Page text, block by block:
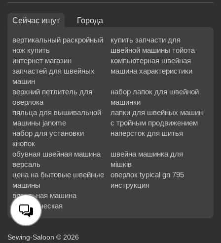
Сейчас ищут Города
вертикальный раскройный
нож купить
купить запчасти для
швейной машины тойота
интернет магазин
запчастей для швейных
машин
компьютерная швейная
машина характеристики
верхний петлитель для
оверлока
набор лапок для швейной
машинки
пяльца для вышивальной
машины janome
лапки для швейных машин
с тройным продвижением
набор для установки
кнопок
наперсток для шитья
обувная швейная машина
версаль
швейна машинка для
мішків
цена на бытовые швейные
машины
оверлок typical gn 795
инструкция
вязальная машина
электрическая
Sewing-Saloon © 2026